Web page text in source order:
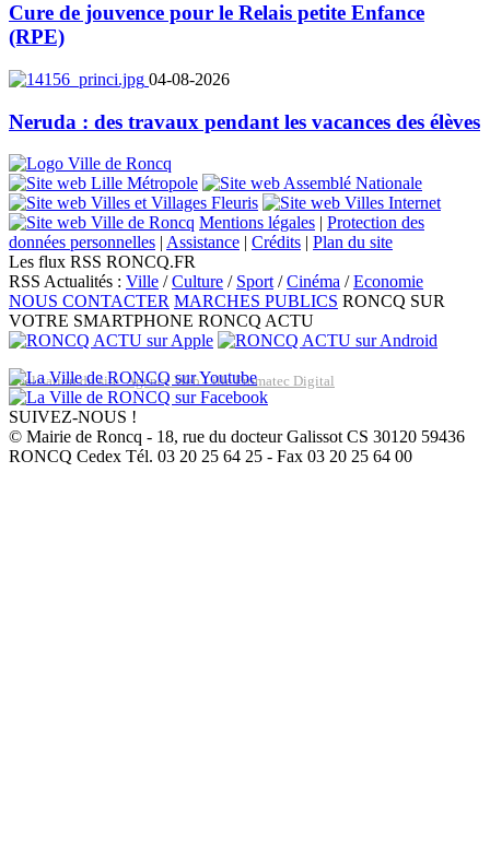
Cure de jouvence pour le Relais petite Enfance
(RPE)
04-08-2026
Neruda : des travaux pendant les vacances des élèves
Mentions légales | Protection des
données personnelles | Assistance | Crédits | Plan du site
Les flux RSS RONCQ.FR
RSS Actualités : Ville /Culture / Sport/Cinéma /Economie
NOUS CONTACTER MARCHES PUBLICS RONCQ SUR
VOTRE SMARTPHONE RONCQ ACTU
Réalisation du site: Agence Web Lille Promatec Digital
SUIVEZ-NOUS !
© Mairie de Roncq - 18, rue du docteur Galissot CS 30120 59436
RONCQ Cedex Tél. 03 20 25 64 25 - Fax 03 20 25 64 00